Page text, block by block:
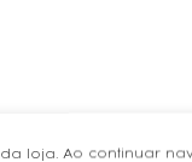
da loja. Ao continuar